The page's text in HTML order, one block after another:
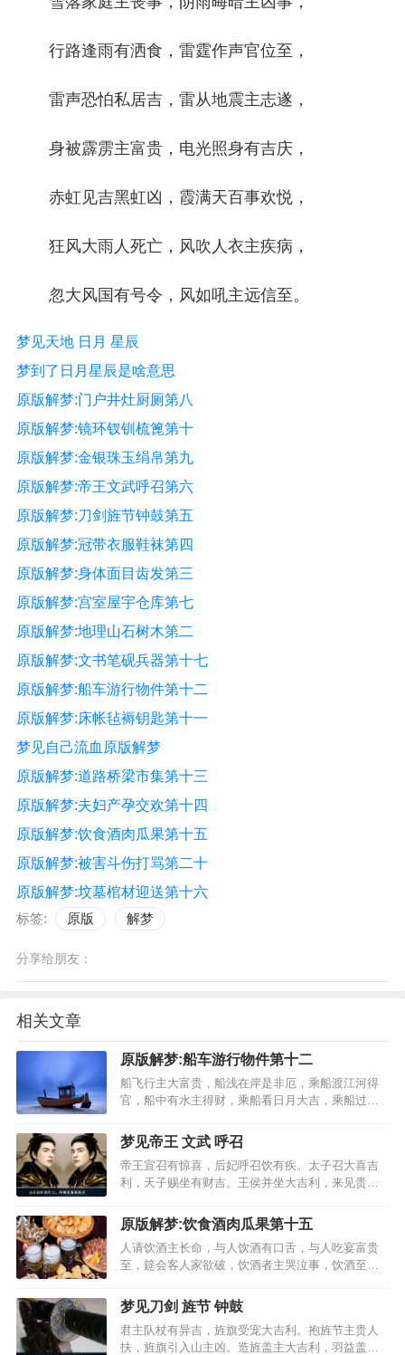
行路逢雨有洒食，雷霆作声官位至，
雷声恐怕私居吉，雷从地震主志遂，
身被霹雳主富贵，电光照身有吉庆，
赤虹见吉黑虹凶，霞满天百事欢悦，
狂风大雨人死亡，风吹人衣主疾病，
忽大风国有号令，风如吼主远信至。
梦见天地 日月 星辰
梦到了日月星辰是啥意思
原版解梦:门户井灶厨厕第八
原版解梦:镜环钗钏梳篦第十
原版解梦:金银珠玉绢帛第九
原版解梦:帝王文武呼召第六
原版解梦:刀剑旌节钟鼓第五
原版解梦:冠带衣服鞋袜第四
原版解梦:身体面目齿发第三
原版解梦:宫室屋宇仓库第七
原版解梦:地理山石树木第二
原版解梦:文书笔砚兵器第十七
原版解梦:船车游行物件第十二
原版解梦:床帐毡褥钥匙第十一
梦见自己流血原版解梦
原版解梦:道路桥梁市集第十三
原版解梦:夫妇产孕交欢第十四
原版解梦:饮食酒肉瓜果第十五
原版解梦:被害斗伤打骂第二十
原版解梦:坟墓棺材迎送第十六
标签:
原版 解梦
分享给朋友：
相关文章
原版解梦:船车游行物件第十二
船飞行主大富贵，船浅在岸是非厄，乘船渡江河得
官，船中有水主得财，乘船看日月大吉，乘船过日
风帆大吉利，乘船见船主安稳，乘船桥下过大吉，
病人乘船必主死，助父乘船官位至，身卧船中主有
凶，执火入船主大吉，…
梦见帝王 文武 呼召
帝王宣召有惊喜，后妃呼召饮有疾。太子召大喜吉
利，天子赐坐有财吉。王侯并坐大吉利，来见贵人
召作使死亡，拜尊长者有吉庆。先祖考言求食吉，
人云大好者即凶。…
原版解梦:饮食酒肉瓜果第十五
人请饮酒主长命，与人饮酒有口舌，与人吃宴富贵
至，筵会客人家欲破，饮酒者主哭泣事，饮酒至醉
吃酥酪主喜，与人吃乳尊亲至，与人吃蜜太吉利，
呕吐者病人主痊，食牛肉于堂上吉，食犬肉主有争
讼，食猪肉主疾病至；…
梦见刀剑 旌节 钟鼓
君主队杖有异吉，旌旗受宠大吉利。抱旌节主贵人
扶，旌旗引入山主凶。造旌盖主大吉利，羽益盖身